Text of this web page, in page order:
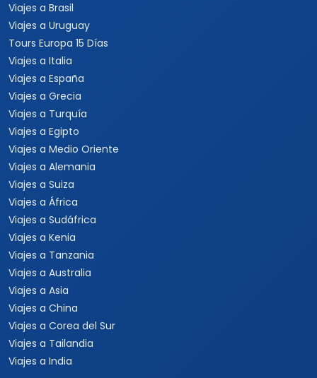
Viajes a Brasil
Viajes a Uruguay
Tours Europa 15 Días
Viajes a Italia
Viajes a España
Viajes a Grecia
Viajes a Turquía
Viajes a Egipto
Viajes a Medio Oriente
Viajes a Alemania
Viajes a Suiza
Viajes a África
Viajes a Sudáfrica
Viajes a Kenia
Viajes a Tanzania
Viajes a Australia
Viajes a Asia
Viajes a China
Viajes a Corea del Sur
Viajes a Tailandia
Viajes a India